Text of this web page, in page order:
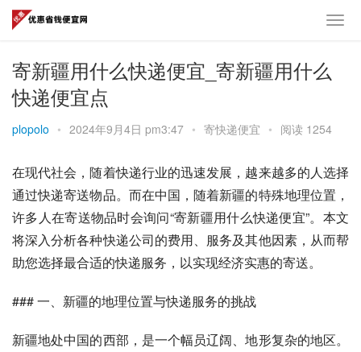
寄新疆用什么快递便宜_寄新疆用什么
快递便宜点
plopolo • 2024年9月4日 pm3:47 • 寄快递便宜 • 阅读 1254
在现代社会，随着快递行业的迅速发展，越来越多的人选择
通过快递寄送物品。而在中国，随着新疆的特殊地理位置，
许多人在寄送物品时会询问“寄新疆用什么快递便宜”。本文
将深入分析各种快递公司的费用、服务及其他因素，从而帮
助您选择最合适的快递服务，以实现经济实惠的寄送。
### 一、新疆的地理位置与快递服务的挑战
新疆地处中国的西部，是一个幅员辽阔、地形复杂的地区。